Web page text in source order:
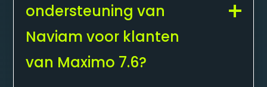
ondersteuning van
Naviam voor klanten
van Maximo 7.6?